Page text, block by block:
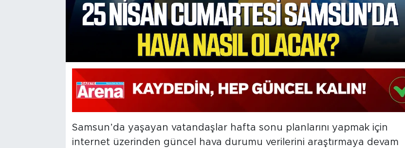
Samsun’da yaşayan vatandaşlar hafta sonu planlarını yapmak için
internet üzerinden güncel hava durumu verilerini araştırmaya devam